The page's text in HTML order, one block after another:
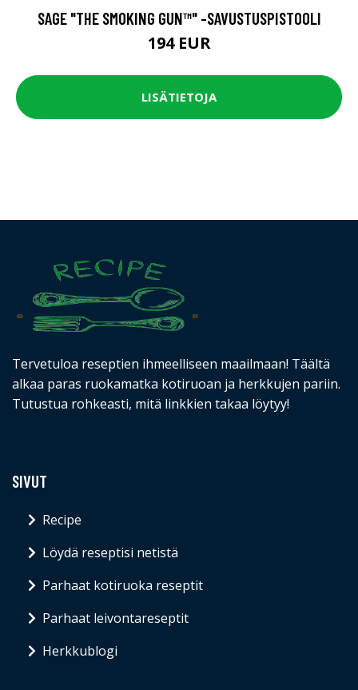
SAGE "THE SMOKING GUN™" -SAVUSTUSPISTOOLI
194 EUR
LISÄTIETOJA
Tervetuloa reseptien ihmeelliseen maailmaan! Täältä
alkaa paras ruokamatka kotiruoan ja herkkujen pariin.
Tutustua rohkeasti, mitä linkkien takaa löytyy!
SIVUT
Recipe
Löydä reseptisi netistä
Parhaat kotiruoka reseptit
Parhaat leivontareseptit
Herkkublogi